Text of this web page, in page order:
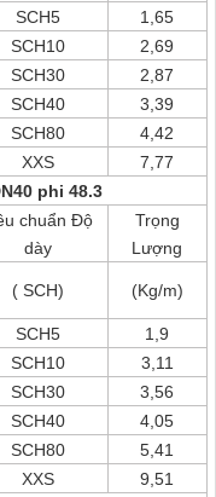
SCH5
1,65
SCH10
2,69
SCH30
2,87
SCH40
3,39
SCH80
4,42
XXS
7,77
phi 48.3
chuẩn Độ
dày
Trọng
Lượng
( SCH) (Kg/m)
SCH5
1,9
SCH10
3,11
SCH30
3,56
SCH40
4,05
SCH80
5,41
XXS
9,51